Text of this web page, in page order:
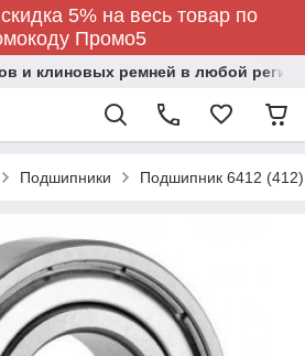
5% на весь товар по
Промо5
и клиновых ремней в любой регион
Подшипники Подшипник 6412 (412)